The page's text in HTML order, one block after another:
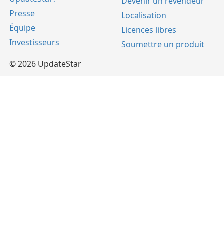
Presse
Équipe
Investisseurs
Localisation
Licences libres
Soumettre un produit
© 2026 UpdateStar